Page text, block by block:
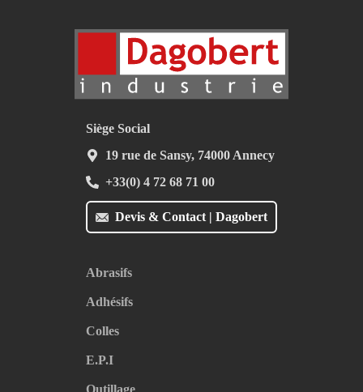
Devis & Contact | Dagobert
Siège Social
19 rue de Sansy, 74000 Annecy
+33(0) 4 72 68 71 00
Abrasifs
Adhésifs
Colles
E.P.I
Outillage